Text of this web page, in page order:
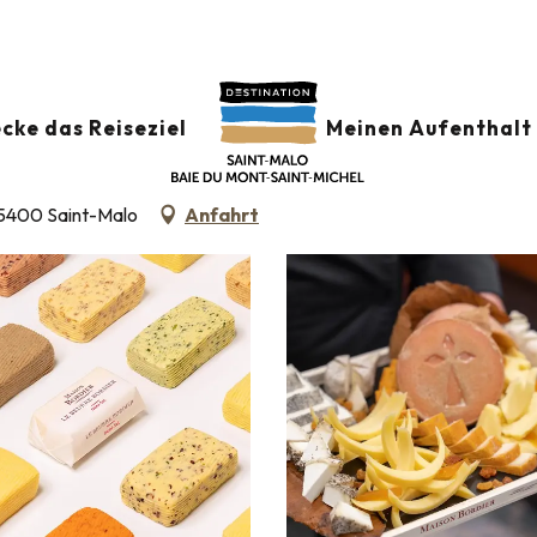
das Reiseziel Meinen
Saint-Malo Anfahrt